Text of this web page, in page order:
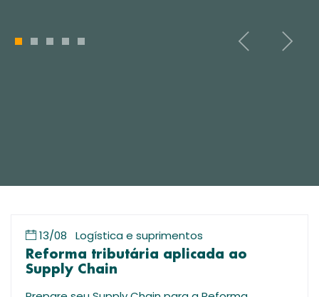
1 2 3 4 5
13/08 Logística e suprimentos
Reforma tributária aplicada ao
Supply Chain